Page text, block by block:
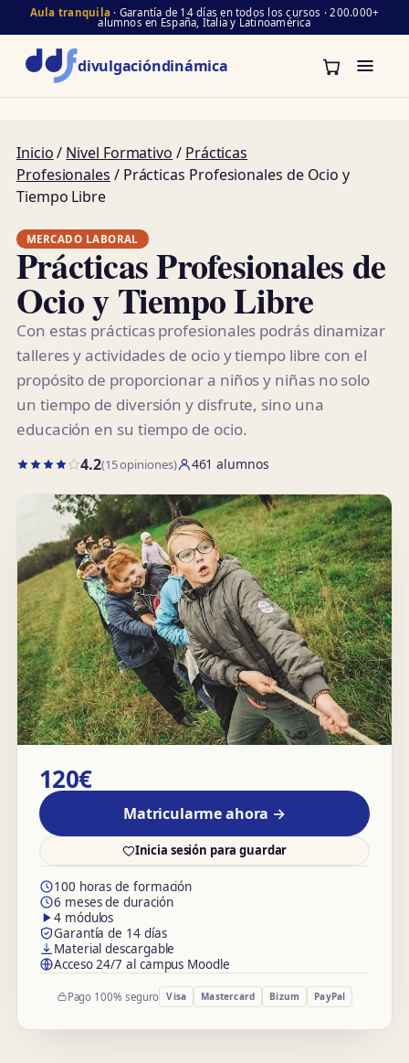
Aula tranquila · Garantía de 14 días en todos los cursos · 200.000+
alumnos en España, Italia y Latinoamérica
divulgacióndinámica
Inicio/ Nivel Formativo / Prácticas
Profesionales / Prácticas Profesionales de Ocio y
Tiempo Libre
MERCADO LABORAL
Prácticas Profesionales de
Ocio y Tiempo Libre
Con estas prácticas profesionales podrás dinamizar
talleres y actividades de ocio y tiempo libre con el
propósito de proporcionar a niños y niñas no solo
un tiempo de diversión y disfrute, sino una
educación en su tiempo de ocio.
4.2(15 opiniones) 461 alumnos
120€
Matricularme ahora →
Inicia sesión para guardar
100 horas de formación
6 meses de duración
4 módulos
Garantía de 14 días
Material descargable
Acceso 24/7 al campus Moodle
Pago 100% seguro Visa Mastercard Bizum PayPal